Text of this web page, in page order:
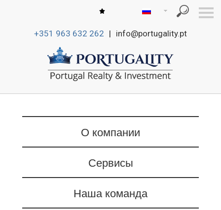
+351 963 632 262 | info@portugality.pt
S
k
a
О компании
Сервисы
Наша команда